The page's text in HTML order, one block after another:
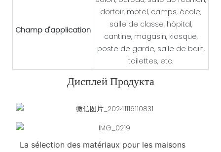
Champ d'application
dortoir, motel, camps, école,
salle de classe, hôpital,
cantine, magasin, kiosque,
poste de garde, salle de bain,
toilettes, etc.
Дисплей Продукта
La sélection des matériaux pour les maisons